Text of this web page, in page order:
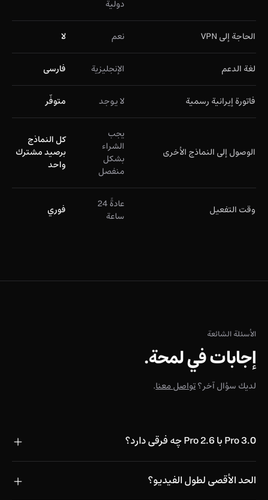
دولية
الحاجة إلى VPN نعم لا
لغة الدعم الإنجليزية فارسی
فاتورة إيرانية رسمية لا يوجد متوفّر
الوصول إلى النماذج الأخرى
يجب
الشراء
بشكل
منفصل
كل النماذج
برصيد مشترك
واحد
وقت التفعيل
عادةً 24
ساعة
فوري
الأسئلة الشائعة
إجابات في لمحة.
لديك سؤال آخر؟تواصل معنا.
3.0 Pro با 2.6 Pro چه فرقی دارد؟
الحد الأقصى لطول الفيديو؟